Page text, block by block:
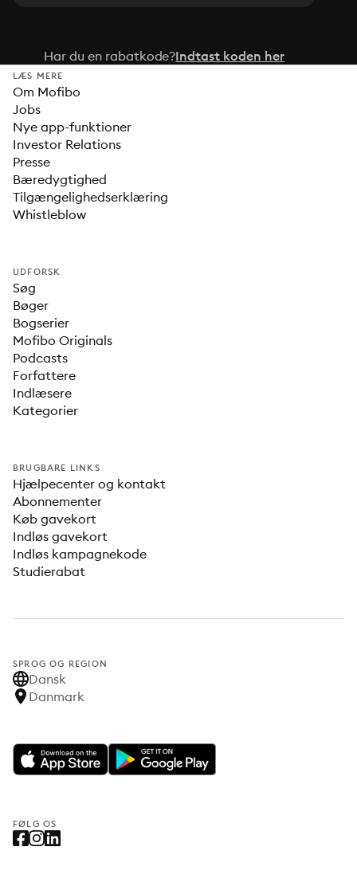
Har du en rabatkode?Indtast koden her
LÆS MERE
Om Mofibo
Jobs
Nye app-funktioner
Investor Relations
Presse
Bæredygtighed
Tilgængelighedserklæring
Whistleblow
UDFORSK
Søg
Bøger
Bogserier
Mofibo Originals
Podcasts
Forfattere
Indlæsere
Kategorier
BRUGBARE LINKS
Hjælpecenter og kontakt
Abonnementer
Køb gavekort
Indløs gavekort
Indløs kampagnekode
Studierabat
SPROG OG REGION
Dansk
Danmark
FØLG OS